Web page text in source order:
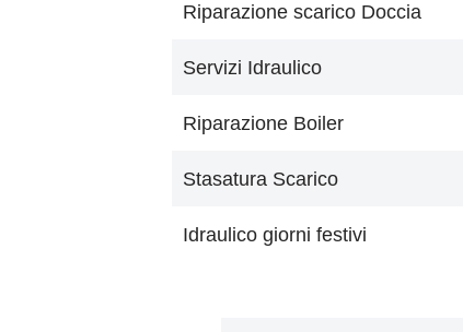
Riparazione scarico Doccia
Servizi Idraulico
Riparazione Boiler
Stasatura Scarico
Idraulico giorni festivi